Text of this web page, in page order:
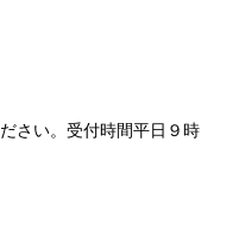
さい。受付時間平日９時